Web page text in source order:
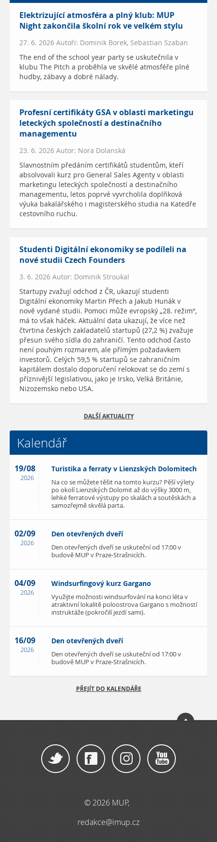
Elektrizující atmosféra a plný klub: MUP
Night zakončila školní rok ve velkém stylu
27. 6. 2026 Autoři: Dominik Borek, Sebastian Szaban
The end of the school year party se uskutečnila v
klubu The Pitch a proběhla ve skvělé atmosféře plné
hudby, zábavy a dobré nálady.
Profesní certifikáty GSA v oblasti marketingu
leteckých společností a destinačního
managementu
23. 6. 2026 Autor: Nora Dolanská
Slavnostním předáním certifikátů studentům, kteří
absolvovali kurz pro General Sales Agenty v oblasti
marketingu leteckých společností a destinačního
managementu, letos poprvé vyvrcholila doplňková
výuka bakalářského i magisterského studia na Katedře
cestovního ruchu.
Studenti Digitální ekonomiky se podíleli na
nové studii Czech Founders
3. 6. 2026 Autor: Dominik Stroukal
Startupy zvažují odchod z ČR, ukazují studenti
Digitální ekonomiky Martin Přech a Jakub Hunák v
nově vydané studii. Pomoci může evropský „28. režim“,
má to však háček. Aktuální data ukazují, že více než
čtvrtina českých zakladatelů startupů (27,2 %) zvažuje
přesun svého sídla do zahraničí. Tento odchod často
není pouhým rozmarem, ale přímým požadavkem
investorů. Celých 59,5 % startupů se zahraničním
kapitálem dostalo doporučení relokovat se do zemí s
příznivější legislativou, jako je Irsko, Velká Británie,
Nizozemsko nebo USA.
DALŠÍ AKTUALITY
Kalendář
19/08
2026
Turistika a ferraty v Lienzských Dolomitech
Na co se můžete těšit na tomto kurzu? Pěší výlety
po okolí Lienzských Dolomit až do výšky 3000 m,
lehké ferratové výstupy po skalách a soutěskách a
samozřejmě skvělá parta.
02/09
2026
Den otevřených dveří
Den otevřených dveří se uskuteční od 17:00 v
budově MUP v Praze-Strašnicích.
04/09
2026
Windsurfingový kurz Gargano
Využijte možnosti windsurfování na konci léta v
atraktivní lokalitě poloostrova Gargano s možností
instruktáže (pokročilí jezdí sami).
16/09
2026
Den otevřených dveří
Den otevřených dveří se uskuteční od 17:00 v
budově MUP v Praze-Strašnicích.
PŘEJÍT DO KALENDÁŘE
© 2026 MUP,
redakce@imup.cz